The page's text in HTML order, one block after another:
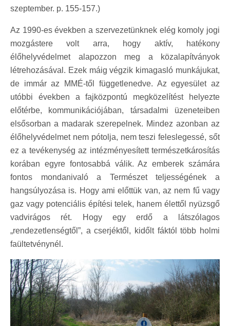
szeptember. p. 155-157.)
Az 1990-es években a szervezetünknek elég komoly jogi
mozgástere volt arra, hogy aktív, hatékony
élőhelyvédelmet alapozzon meg a közalapítványok
létrehozásával. Ezek máig végzik kimagasló munkájukat,
de immár az MMÉ-től függetlenedve. Az egyesület az
utóbbi években a fajközpontú megközelítést helyezte
előtérbe, kommunikációjában, társadalmi üzeneteiben
elsősorban a madarak szerepelnek. Mindez azonban az
élőhelyvédelmet nem pótolja, nem teszi feleslegessé, sőt
ez a tevékenység az intézményesített természetkárosítás
korában egyre fontosabbá válik. Az emberek számára
fontos mondanivaló a Természet teljességének a
hangsúlyozása is. Hogy ami előttük van, az nem fű vagy
gaz vagy potenciális építési telek, hanem élettől nyüzsgő
vadvirágos rét. Hogy egy erdő a látszólagos
„rendezetlenségtől”, a cserjéktől, kidőlt fáktól több holmi
faültetvénynél.